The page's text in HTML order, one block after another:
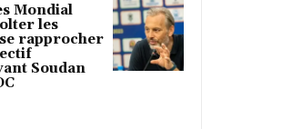
Mondial
les
rapprocher
Soudan